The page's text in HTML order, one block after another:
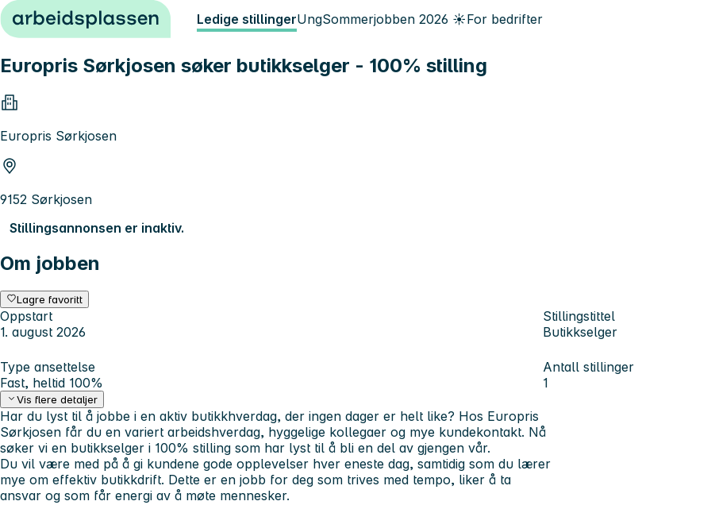
Hopp til innhold Ledige stillingerUngSommerjobben 2026 ☀️For bedrifter
Europris Sørkjosen søker butikkselger - 100% stilling
Europris Sørkjosen
9152 Sørkjosen
Stillingsannonsen er inaktiv.
Om jobben
Lagre favoritt
Oppstart
1. august 2026
Stillingstittel
Butikkselger
Type ansettelse
Fast, heltid 100%
Antall stillinger
1
Vis flere detaljer
Har du lyst til å jobbe i en aktiv butikkhverdag, der ingen dager er helt like? Hos Europris
Sørkjosen får du en variert arbeidshverdag, hyggelige kollegaer og mye kundekontakt. Nå
søker vi en butikkselger i 100% stilling som har lyst til å bli en del av gjengen vår.
Du vil være med på å gi kundene gode opplevelser hver eneste dag, samtidig som du lærer
mye om effektiv butikkdrift. Dette er en jobb for deg som trives med tempo, liker å ta
ansvar og som får energi av å møte mennesker.